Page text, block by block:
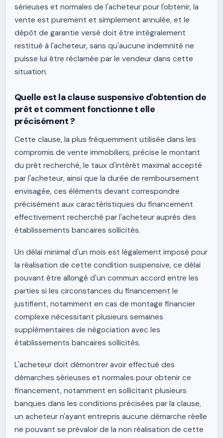
sérieuses et normales de l'acheteur pour l'obtenir, la
vente est purement et simplement annulée, et le
dépôt de garantie versé doit être intégralement
restitué à l'acheteur, sans qu'aucune indemnité ne
puisse lui être réclamée par le vendeur dans cette
situation.
Quelle est la clause suspensive d'obtention de
prêt et comment fonctionne t elle
précisément ?
Cette clause, la plus fréquemment utilisée dans les
compromis de vente immobiliers, précise le montant
du prêt recherché, le taux d'intérêt maximal accepté
par l'acheteur, ainsi que la durée de remboursement
envisagée, ces éléments devant correspondre
précisément aux caractéristiques du financement
effectivement recherché par l'acheteur auprès des
établissements bancaires sollicités.
Un délai minimal d'un mois est légalement imposé pour
la réalisation de cette condition suspensive, ce délai
pouvant être allongé d'un commun accord entre les
parties si les circonstances du financement le
justifient, notamment en cas de montage financier
complexe nécessitant plusieurs semaines
supplémentaires de négociation avec les
établissements bancaires sollicités.
L'acheteur doit démontrer avoir effectué des
démarches sérieuses et normales pour obtenir ce
financement, notamment en sollicitant plusieurs
banques dans les conditions précisées par la clause,
un acheteur n'ayant entrepris aucune démarche réelle
ne pouvant se prévaloir de la non réalisation de cette